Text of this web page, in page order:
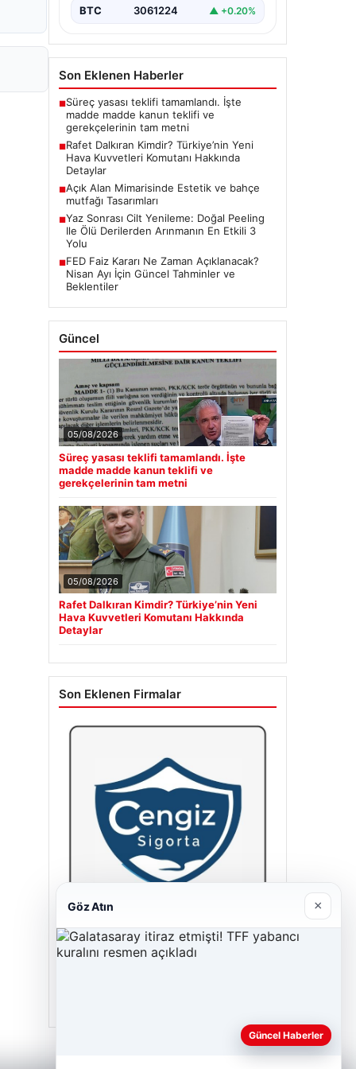
BTC 3061224 ▲ +0.20%
Son Eklenen Haberler
■Süreç yasası teklifi tamamlandı. İşte
madde madde kanun teklifi ve
gerekçelerinin tam metni
■Rafet Dalkıran Kimdir? Türkiye’nin Yeni
Hava Kuvvetleri Komutanı Hakkında
Detaylar
■Açık Alan Mimarisinde Estetik ve bahçe
mutfağı Tasarımları
■Yaz Sonrası Cilt Yenileme: Doğal Peeling
Ile Ölü Derilerden Arınmanın En Etkili 3
Yolu
■FED Faiz Kararı Ne Zaman Açıklanacak?
Nisan Ayı İçin Güncel Tahminler ve
Beklentiler
Güncel
05/08/2026
Süreç yasası teklifi tamamlandı. İşte
madde madde kanun teklifi ve
gerekçelerinin tam metni
05/08/2026
Rafet Dalkıran Kimdir? Türkiye’nin Yeni
Hava Kuvvetleri Komutanı Hakkında
Detaylar
Son Eklenen Firmalar
Cengiz Sigorta
Göz Atın ×
Güncel Haberler